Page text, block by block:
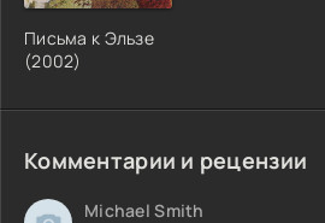
Письма к Эльзе
(2002)
Комментарии и рецензии
Michael Smith